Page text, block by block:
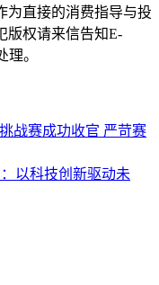
为直接的消费指导与投
版权请来信告知E-
理。
战赛成功收官 严苛赛
以科技创新驱动未